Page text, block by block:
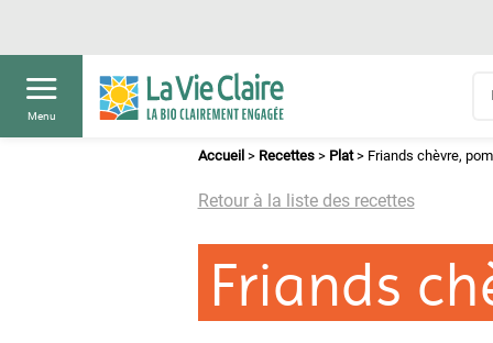
Menu
Accueil > Recettes> Plat> Friands chèvre,
Retour à la liste des recettes
Friands